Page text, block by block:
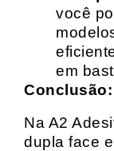
você
em
Conclusão:
Na A2
dupla face